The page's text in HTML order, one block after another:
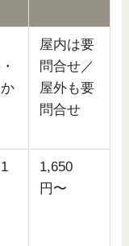
屋内は要
問合せ／
屋外も要
問合せ
1,650
円〜